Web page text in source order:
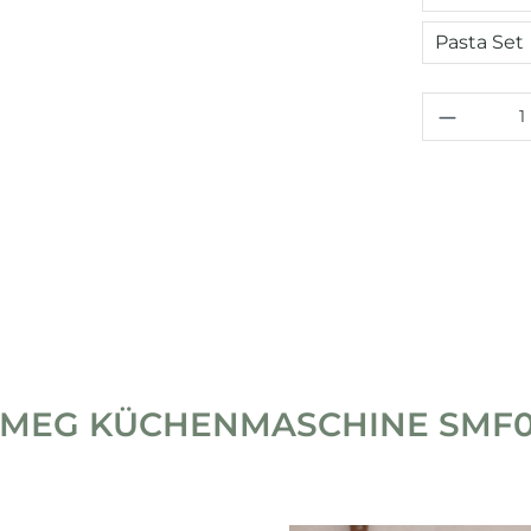
Pasta Set
KÜCHENMASCHINE